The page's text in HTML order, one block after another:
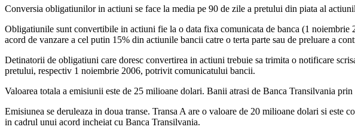
Conversia obligatiunilor in actiuni se face la media pe 90 de zile a pretului din piata al
Obligatiunile sunt convertibile in actiuni fie la o data fixa comunicata de banca (1
acord de vanzare a cel putin 15% din actiunile bancii catre o terta parte sau de preluare a
Detinatorii de obligatiuni care doresc convertirea in actiuni trebuie sa trimita o notificare
pretului, respectiv 1 noiembrie 2006, potrivit comunicatului bancii.
Valoarea totala a emisiunii este de 25 milioane dolari. Banii atrasi de Banca Transilvania
Emisiunea se deruleaza in doua transe. Transa A are o valoare de 20 milioane dolari si
in cadrul unui acord incheiat cu Banca Transilvania.